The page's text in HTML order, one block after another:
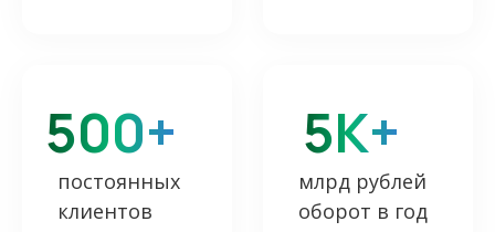
500+
постоянных
клиентов
5К+
млрд рублей
оборот в год